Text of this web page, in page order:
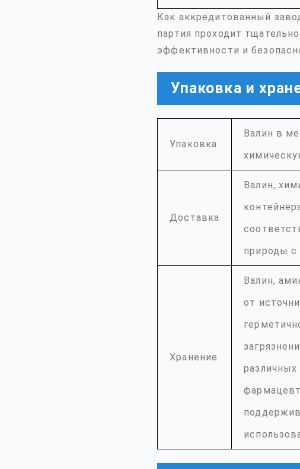
Как аккредитованный
партия проходит
эффективности и
Упаковка и
Упаковка
Валин в
Доставка
Валин,
природы с
Хранение
Валин,
от